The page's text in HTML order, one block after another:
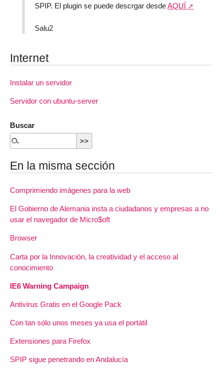
SPIP. El plugin se puede descrgar desdeAQUÍ
Salu2
Internet
Instalar un servidor
Servidor con ubuntu-server
Buscar
En la misma sección
Comprimiendo imágenes para la web
El Gobierno de Alemania insta a ciudadanos y empresas a no
usar el navegador de Micro$oft
Browser
Carta por la Innovación, la creatividad y el acceso al
conocimiento
IE6 Warning Campaign
Antivirus Gratis en el Google Pack
Con tan sólo unos meses ya usa el portátil
Extensiones para Firefox
SPIP sigue penetrando en Andalucía